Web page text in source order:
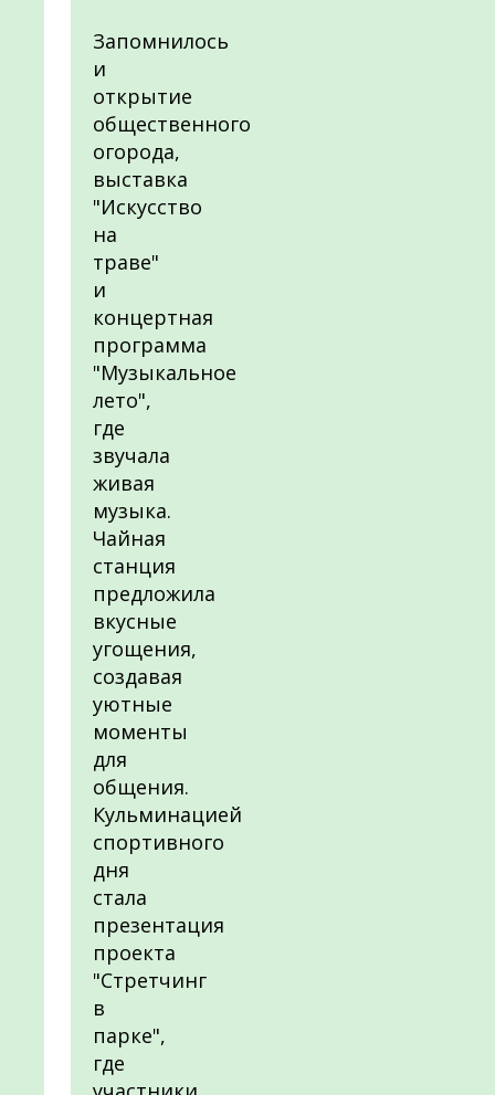
Запомнилось
и
открытие
общественного
огорода,
выставка
"Искусство
на
траве"
и
концертная
программа
"Музыкальное
лето",
где
звучала
живая
музыка.
Чайная
станция
предложила
вкусные
угощения,
создавая
уютные
моменты
для
общения.
Кульминацией
спортивного
дня
стала
презентация
проекта
"Стретчинг
в
парке",
где